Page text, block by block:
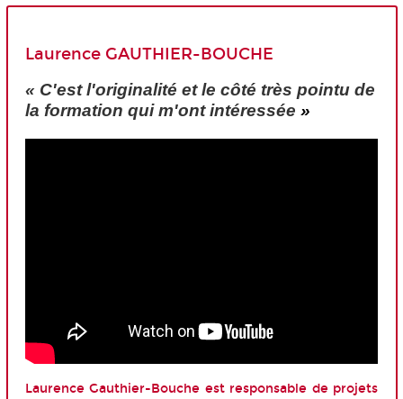
Laurence GAUTHIER-BOUCHE
« C'est l'originalité et le côté très pointu de
la formation qui m'ont intéressée »
Laurence Gauthier-Bouche est responsable de projets